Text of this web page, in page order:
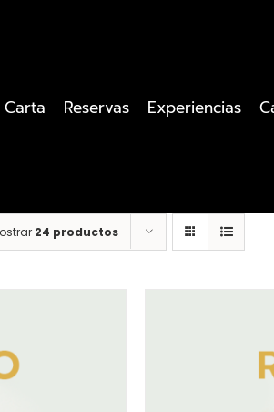
Carta Reservas Experiencias
24 productos